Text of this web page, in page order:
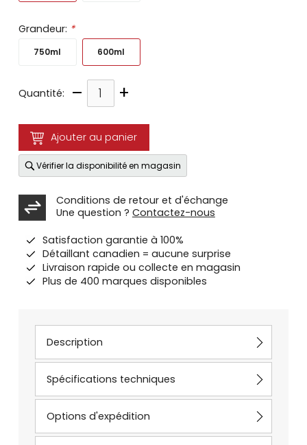
Grandeur: *
750ml 600ml
Quantité: – +
Ajouter au panier
Vérifier la disponibilité en magasin
Conditions de retour et d'échange
Une question ? Contactez-nous
Satisfaction garantie à 100%
Détaillant canadien = aucune surprise
Livraison rapide ou collecte en magasin
Plus de 400 marques disponibles
Description
Spécifications techniques
Options d'expédition